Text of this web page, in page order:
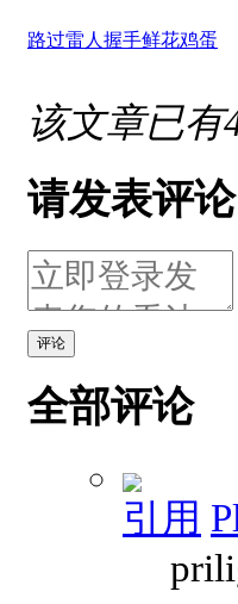
路过雷人握手鲜花鸡蛋
该文章已有
请发表评论
评论
全部评论
引用